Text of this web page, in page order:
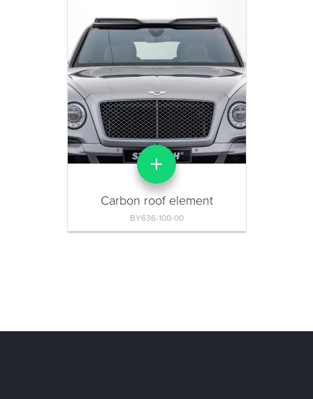
Carbon roof element
BY636-100-00